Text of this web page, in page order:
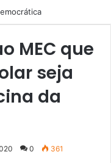
MEC que
seja
da
0 361